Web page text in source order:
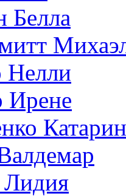
Белла
Нелли
Ирене